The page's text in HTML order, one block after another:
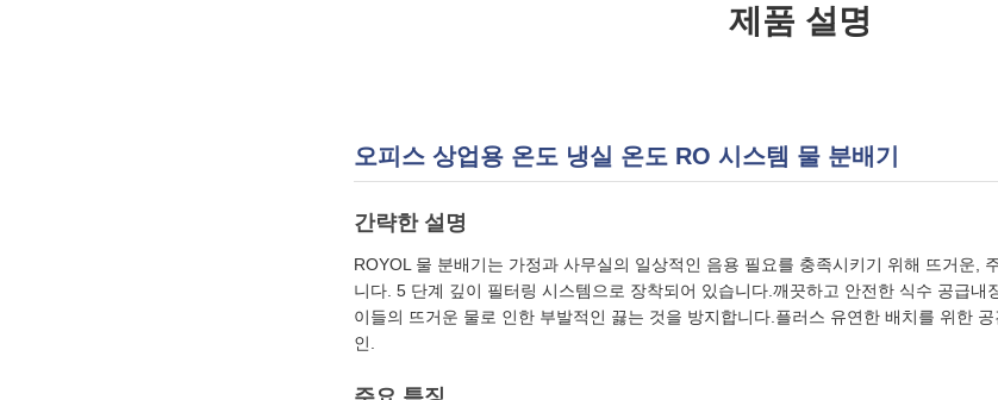
제품 설명
오피스 상업용 온도 냉실 온도 RO 시스템 물 분배기
간략한 설명
ROYOL 물 분배기는 가정과 사무실의 일상적인 음용 필요를 충족시키기 위해 뜨거운,
니다. 5 단계 깊이 필터링 시스템으로 장착되어 있습니다.깨끗하고 안전한 식수 공급내
이들의 뜨거운 물로 인한 부발적인 끓는 것을 방지합니다.플러스 유연한 배치를 위한
인.